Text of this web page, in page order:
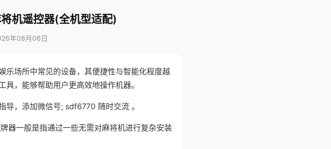
机遥控器(全机型适配)
年08月06日
乐场所中常见的设备，其便捷性与智能化程度越
，能够帮助用户更高效地操作机器。
导，添加微信号; sdf6770 随时交流 。
器一般是指通过一些无需对麻将机进行复杂安装